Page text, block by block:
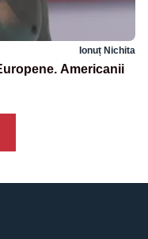
Ionuț Nichita
Americanii